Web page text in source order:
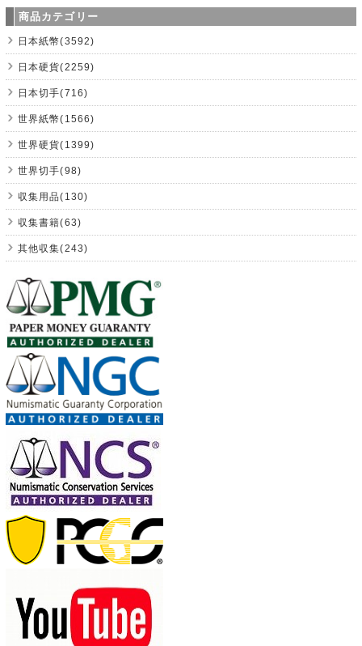
商品カテゴリー
日本紙幣(3592)
日本硬貨(2259)
日本切手(716)
世界紙幣(1566)
世界硬貨(1399)
世界切手(98)
収集用品(130)
収集書籍(63)
其他収集(243)